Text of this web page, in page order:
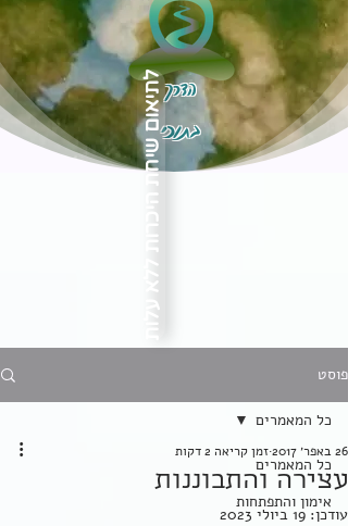
הדרך
בתוכילתיאום שיחת היכרות ללא עלות
פוסט
כל המאמרים
אימון והתפתחות
כל המאמרים
עצירה והתבוננות
26 באפר׳ 2017 זמן קריאה 2 דקות
עודכן: 19 ביולי 2023